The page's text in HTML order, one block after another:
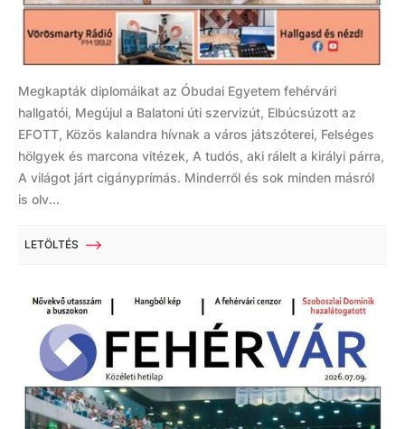
Megkapták diplomáikat az Óbudai Egyetem fehérvári
hallgatói, Megújul a Balatoni úti szervizút, Elbúcsúzott az
EFOTT, Közös kalandra hívnak a város játszóterei, Felséges
hölgyek és marcona vitézek, A tudós, aki rálelt a királyi párra,
A világot járt cigányprímás. Minderről és sok minden másról
is olv...
LETÖLTÉS